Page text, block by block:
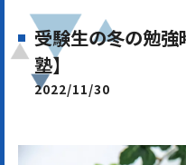
受験生の冬の勉
塾】
2022/11/30